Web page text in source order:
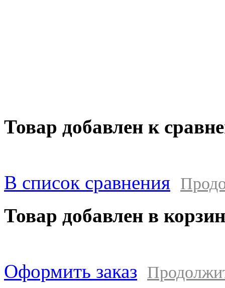
Товар добавлен к
В список сравнения
Товар добавлен в
Оформить заказ